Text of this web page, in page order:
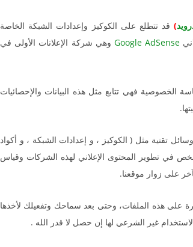
)قد تتطلع على الكوكيز وإعدادات الشبكة الخاصة
Google AdSense وهي شركة الإعلانات الأولى في
الخصوصية فهي تتابع مثل هذه البيانات والإحصائيات
تقنية مثل ( الكوكيز ، و إعدادات الشبكة ، و أكواد
في تطوير المحتوى الإعلاني لهذه الشركات وقياس
على زوار موقعنا.
على هذه الملفات، وحتى بعد سماحك وتفعيلك لأخذها
غير الشرعي لها إن حصل لا قدر الله .